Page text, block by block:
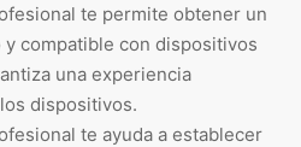
te permite obtener un
compatible con dispositivos
una experiencia
dispositivos.
te ayuda a establecer